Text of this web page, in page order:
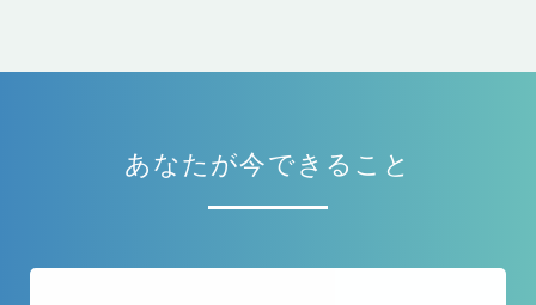
あなたが今できること